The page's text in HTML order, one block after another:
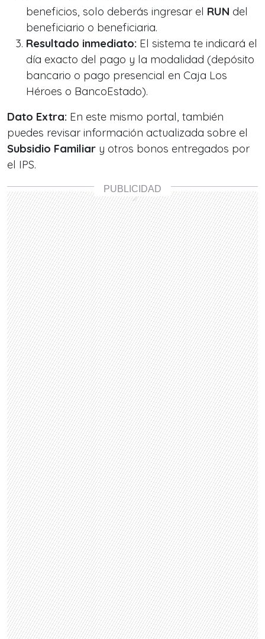
beneficios, solo deberás ingresar el RUN del
beneficiario o beneficiaria.
Resultado inmediato: El sistema te indicará el
día exacto del pago y la modalidad (depósito
bancario o pago presencial en Caja Los
Héroes o BancoEstado).
Dato Extra: En este mismo portal, también
puedes revisar información actualizada sobre el
Subsidio Familiar y otros bonos entregados por
el IPS.